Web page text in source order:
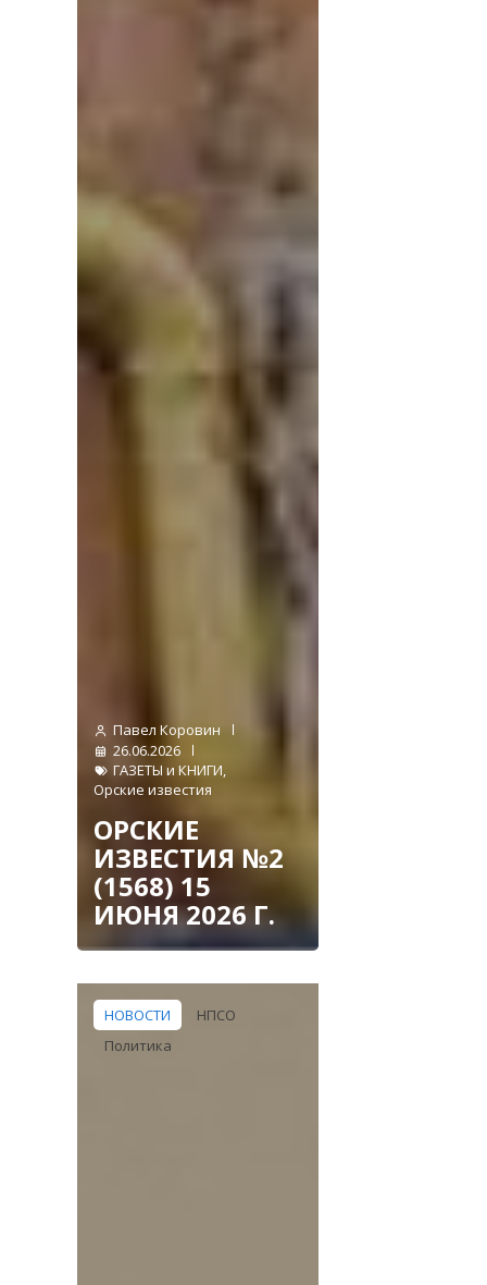
Павел Коровин
26.06.2026
ГАЗЕТЫ и КНИГИ,
Орские известия
ОРСКИЕ
ИЗВЕСТИЯ №2
(1568) 15
ИЮНЯ 2026 Г.
НОВОСТИ
НПСО
Политика